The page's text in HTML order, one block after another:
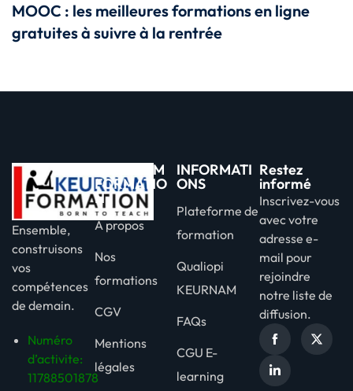
MOOC : les meilleures formations en ligne
gratuites à suivre à la rentrée
Ensemble,
construisons
vos
compétences
de demain.
Numéro
d’activite:
11788501878
KEURNAM
FORMATIO
N
A propos
Nos
formations
CGV
Mentions
légales
INFORMATI
ONS
Plateforme de
formation
Qualiopi
KEURNAM
FAQs
CGU E-
learning
Restez
informé
Inscrivez-vous
avec votre
adresse e-
mail pour
rejoindre
notre liste de
diffusion.